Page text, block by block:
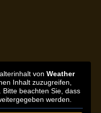
von Weather
Inhalt zuzugreifen,
beachten Sie, dass
werden.